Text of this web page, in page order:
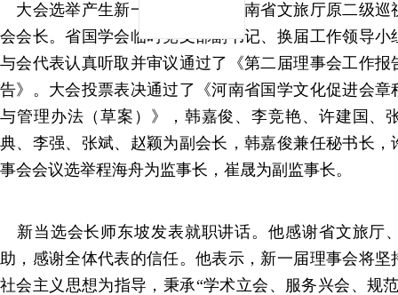
大会选举产生新一届理事会，河南省文旅厅原二级巡
会会长。省国学会临时党支部副书记、换届工作领导
与会代表认真听取并审议通过了《第二届理事会工作
告》。大会投票表决通过了《河南省国学文化促进会
与管理办法（草案）》，韩嘉俊、李竞艳、许建国、
典、李强、张斌、赵颖为副会长，韩嘉俊兼任秘书长
事会会议选举程海舟为监事长，崔晟为副监事长。
新当选会长师东坡发表就职讲话。他感谢省文旅厅
助，感谢全体代表的信任。他表示，新一届理事会将
社会主义思想为指导，秉承“学术立会、服务兴会、规